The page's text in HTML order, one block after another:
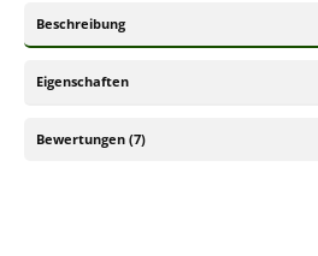
Beschreibung
Eigenschaften
Bewertungen (7)